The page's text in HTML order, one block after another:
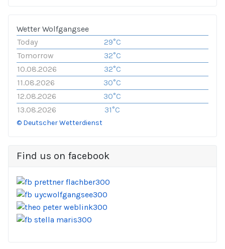
Wetter Wolfgangsee
Today
29°C
Tomorrow
32°C
10.08.2026
32°C
11.08.2026
30°C
12.08.2026
30°C
13.08.2026
31°C
© Deutscher Wetterdienst
Find us on facebook